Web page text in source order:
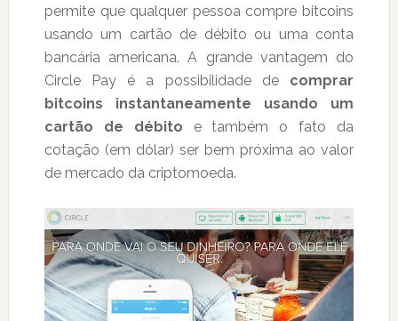
permite que qualquer pessoa compre bitcoins
usando um cartão de débito ou uma conta
bancária americana. A grande vantagem do
Circle Pay é a possibilidade de comprar
bitcoins instantaneamente usando um
cartão de débito e também o fato da
cotação (em dólar) ser bem próxima ao valor
de mercado da criptomoeda.